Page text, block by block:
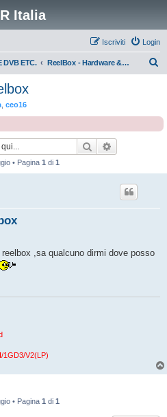
Italia
Login
Iscriviti
DVB ETC. ReelBox - Hardware & Software
a
ceo16
Cerca
• Pagina 1 di 1
,sa qualcuno dirmi dove posso
1GD3/V2(LP)
• Pagina 1 di 1